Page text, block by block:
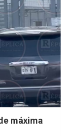
máxima